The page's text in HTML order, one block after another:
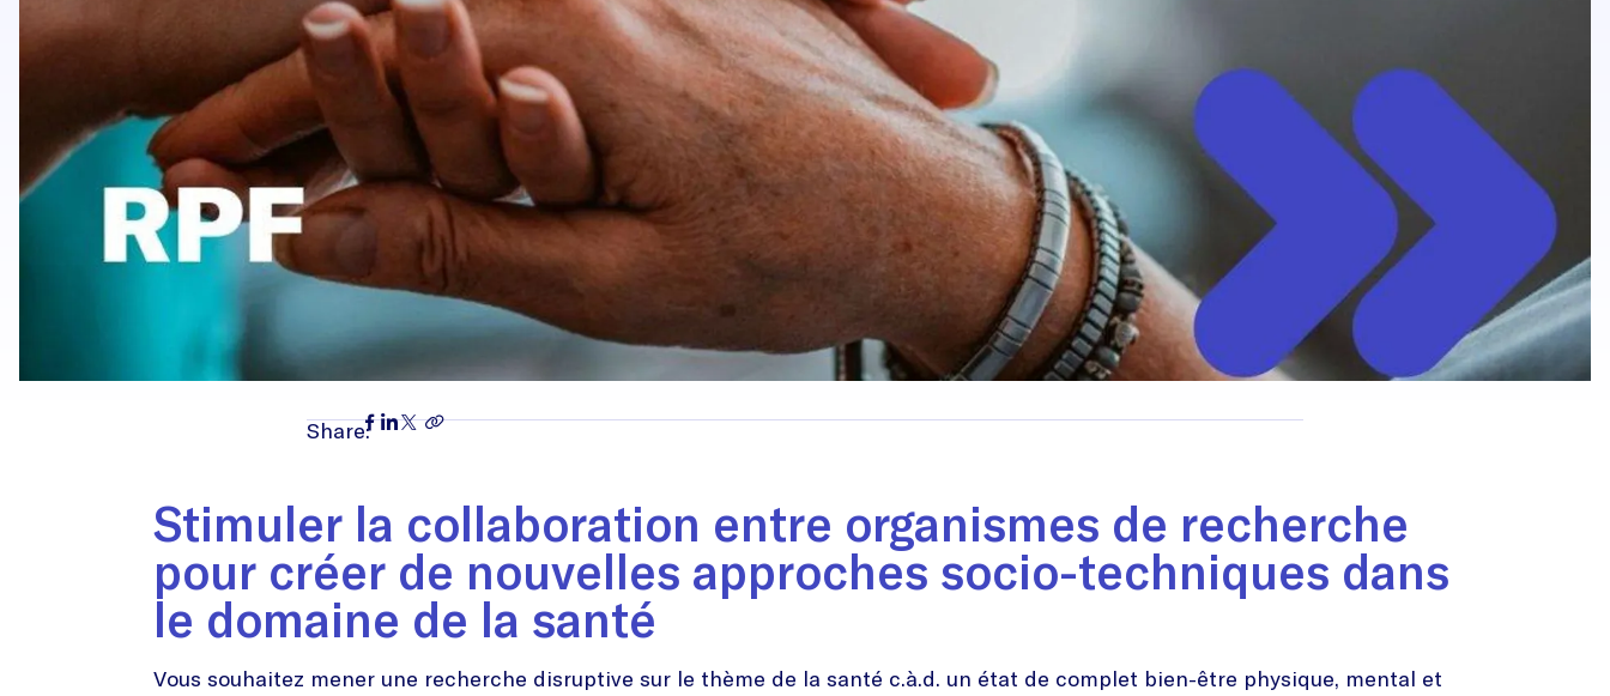
Share:
Stimuler la collaboration entre organismes de recherche
pour créer de nouvelles approches socio-techniques dans
le domaine de la santé
Vous souhaitez mener une recherche disruptive sur le thème de la santé c.à.d. un état de complet bien-être physique, mental et